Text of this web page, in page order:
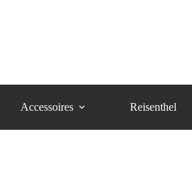
Accessoires Reisenthel